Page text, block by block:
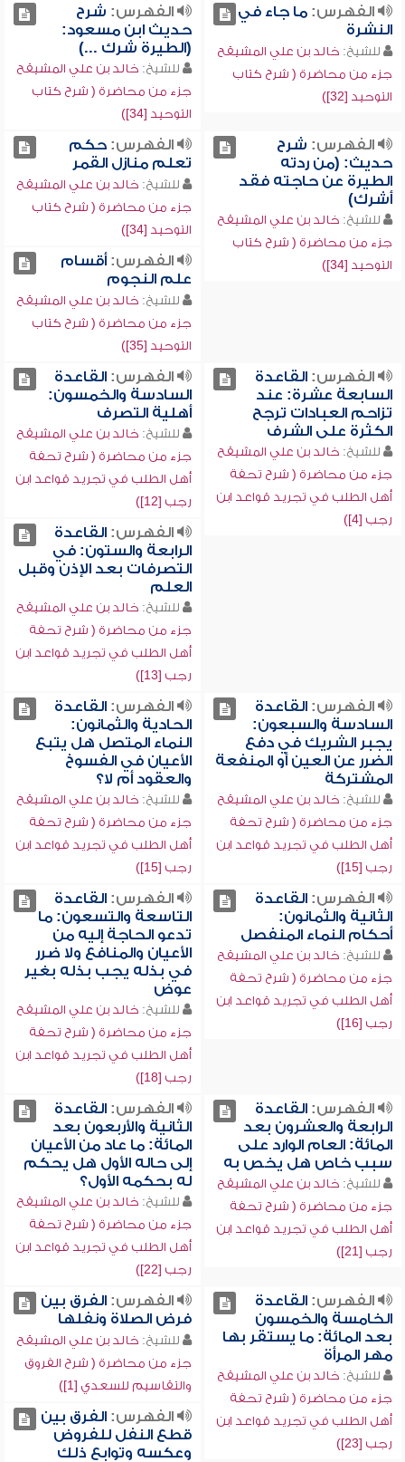
الفهرس:ما جاء في
النشرة
للشيخ: خالد بن علي المشيقح
جزء من محاضرة ( شرح كتاب
التوحيد [32])
الفهرس: شرح
حديث ابن مسعود:
(الطيرة شرك ...)
للشيخ: خالد بن علي المشيقح
جزء من محاضرة ( شرح كتاب
التوحيد [34])
الفهرس: شرح
حديث: (من ردته
الطيرة عن حاجته فقد
أشرك)
للشيخ: خالد بن علي المشيقح
جزء من محاضرة ( شرح كتاب
التوحيد [34])
الفهرس:حكم
تعلم منازل القمر
للشيخ: خالد بن علي المشيقح
جزء من محاضرة ( شرح كتاب
التوحيد [34])
الفهرس:أقسام
علم النجوم
للشيخ: خالد بن علي المشيقح
جزء من محاضرة ( شرح كتاب
التوحيد [35])
الفهرس:القاعدة
السابعة عشرة: عند
تزاحم العبادات ترجح
الكثرة على الشرف
للشيخ: خالد بن علي المشيقح
جزء من محاضرة ( شرح تحفة
أهل الطلب في تجريد قواعد ابن
رجب [4])
الفهرس:القاعدة
السادسة والخمسون:
أهلية التصرف
للشيخ: خالد بن علي المشيقح
جزء من محاضرة ( شرح تحفة
أهل الطلب في تجريد قواعد ابن
رجب [12])
الفهرس:القاعدة
الرابعة والستون: في
التصرفات بعد الإذن وقبل
العلم
للشيخ: خالد بن علي المشيقح
جزء من محاضرة ( شرح تحفة
أهل الطلب في تجريد قواعد ابن
رجب [13])
الفهرس:القاعدة
السادسة والسبعون:
يجبر الشريك في دفع
الضرر عن العين أو المنفعة
المشتركة
للشيخ: خالد بن علي المشيقح
جزء من محاضرة ( شرح تحفة
أهل الطلب في تجريد قواعد ابن
رجب [15])
الفهرس:القاعدة
الحادية والثمانون:
النماء المتصل هل يتبع
الأعيان في الفسوخ
والعقود أم لا؟
للشيخ: خالد بن علي المشيقح
جزء من محاضرة ( شرح تحفة
أهل الطلب في تجريد قواعد ابن
رجب [15])
الفهرس:القاعدة
الثانية والثمانون:
أحكام النماء المنفصل
للشيخ: خالد بن علي المشيقح
جزء من محاضرة ( شرح تحفة
أهل الطلب في تجريد قواعد ابن
رجب [16])
الفهرس:القاعدة
التاسعة والتسعون: ما
تدعو الحاجة إليه من
الأعيان والمنافع ولا ضرر
في بذله يجب بذله بغير
عوض
للشيخ: خالد بن علي المشيقح
جزء من محاضرة ( شرح تحفة
أهل الطلب في تجريد قواعد ابن
رجب [18])
الفهرس:القاعدة
الرابعة والعشرون بعد
المائة: العام الوارد على
سبب خاص هل يخص به
للشيخ: خالد بن علي المشيقح
جزء من محاضرة ( شرح تحفة
أهل الطلب في تجريد قواعد ابن
رجب [21])
الفهرس:القاعدة
الثانية والأربعون بعد
المائة: ما عاد من الأعيان
إلى حاله الأول هل يحكم
له بحكمه الأول؟
للشيخ: خالد بن علي المشيقح
جزء من محاضرة ( شرح تحفة
أهل الطلب في تجريد قواعد ابن
رجب [22])
الفهرس:القاعدة
الخامسة والخمسون
بعد المائة: ما يستقر بها
مهر المرأة
للشيخ: خالد بن علي المشيقح
جزء من محاضرة ( شرح تحفة
أهل الطلب في تجريد قواعد ابن
رجب [23])
الفهرس:الفرق بين
فرض الصلاة ونفلها
للشيخ: خالد بن علي المشيقح
جزء من محاضرة ( شرح الفروق
والتقاسيم للسعدي [1])
الفهرس:الفرق بين
قطع النفل للفروض
وعكسه وتوابع ذلك